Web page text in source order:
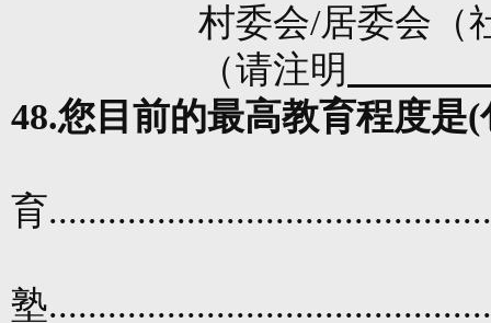
村委会/居委会（
（请注明
48.您目前的最高教育程度是(
育
塾